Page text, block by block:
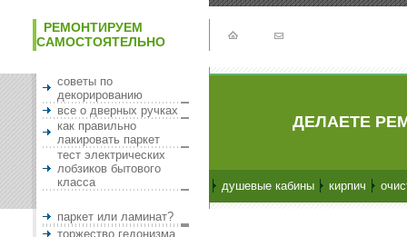
РЕМОНТИРУЕМ
САМОСТОЯТЕЛЬНО
советы по
декорированию
все о дверных ручках
как правильно
лакировать паркет
тест электрических
лобзиков бытового
класса
ДЕЛАЕТЕ
душевые кабины кирпич
паркет или ламинат?
торжество гедонизма